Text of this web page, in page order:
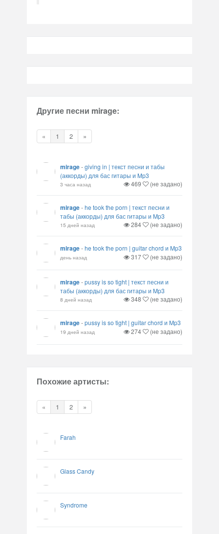
Другие песни mirage:
« 1 2 »
mirage-giving in | текст песни и табы
(аккорды) для бас гитары и Mp3
3 часа назад 469 (не задано)
mirage-he took the porn | текст песни и
табы (аккорды) для бас гитары и Mp3
15 дней назад 284 (не задано)
mirage-he took the porn | guitar chord и Mp3
день назад 317 (не задано)
mirage-pussy is so tight | текст песни и
табы (аккорды) для бас гитары и Mp3
8 дней назад 348 (не задано)
mirage-pussy is so tight | guitar chord и Mp3
19 дней назад 274 (не задано)
Похожие артисты:
« 1 2 »
Farah
Glass Candy
Syndrome